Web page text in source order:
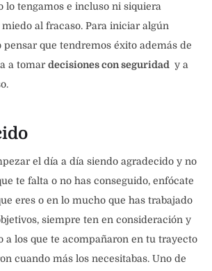
lo tengamos e incluso ni siquiera
al fracaso. Para iniciar algún
pensar que tendremos éxito además de
a tomardecisiones con seguridad y a
el día a día siendo agradecido y no
te falta o no has conseguido, enfócate
eres o en lo mucho que has trabajado
siempre ten en consideración y
a los que te acompañaron en tu trayecto
cuando más los necesitabas. Uno de